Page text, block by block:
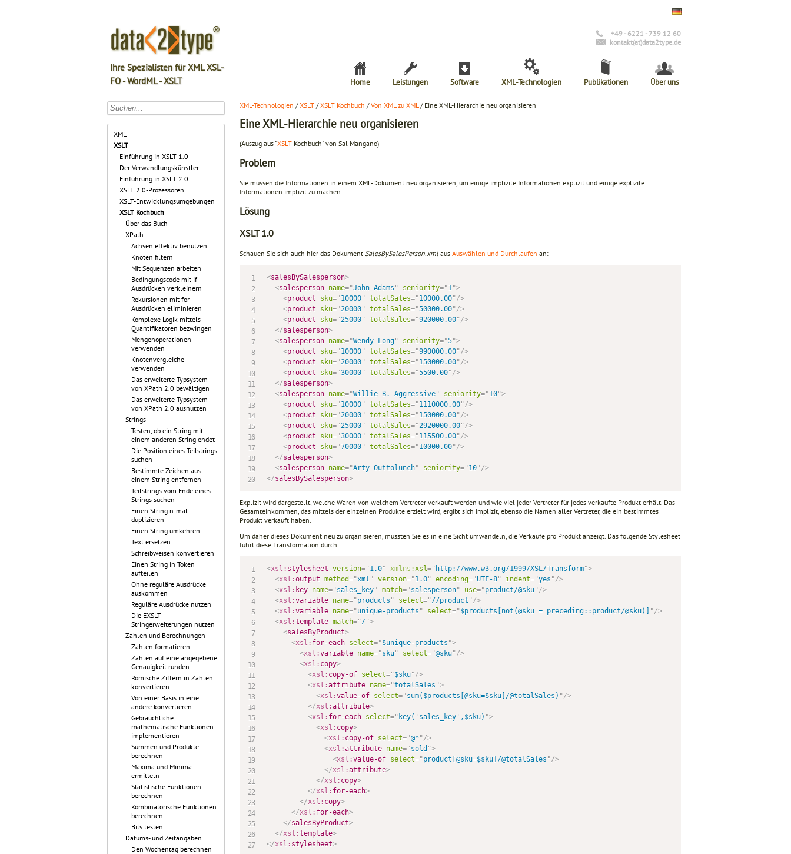
Ihre Spezialisten für XML XSL-
FO - WordML - XSLT
+49 - 6221 - 739 12 60
kontakt(at)data2type.de
Home Leistungen Software XML-Technologien Publikationen Über uns
XML
XSLT
Einführung in XSLT 1.0
Der Verwandlungskünstler
Einführung in XSLT 2.0
XSLT 2.0-Prozessoren
XSLT-Entwicklungsumgebungen
XSLT Kochbuch
Über das Buch
XPath
Achsen effektiv benutzen
Knoten filtern
Mit Sequenzen arbeiten
Bedingungscode mit if-
Ausdrücken verkleinern
Rekursionen mit for-
Ausdrücken eliminieren
Komplexe Logik mittels
Quantifikatoren bezwingen
Mengenoperationen
verwenden
Knotenvergleiche
verwenden
Das erweiterte Typsystem
von XPath 2.0 bewältigen
Das erweiterte Typsystem
von XPath 2.0 ausnutzen
Strings
Testen, ob ein String mit
einem anderen String endet
Die Position eines Teilstrings
suchen
Bestimmte Zeichen aus
einem String entfernen
Teilstrings vom Ende eines
Strings suchen
Einen String n-mal
duplizieren
Einen String umkehren
Text ersetzen
Schreibweisen konvertieren
Einen String in Token
aufteilen
Ohne reguläre Ausdrücke
auskommen
Reguläre Ausdrücke nutzen
Die EXSLT-
Stringerweiterungen nutzen
Zahlen und Berechnungen
Zahlen formatieren
Zahlen auf eine angegebene
Genauigkeit runden
Römische Ziffern in Zahlen
konvertieren
Von einer Basis in eine
andere konvertieren
Gebräuchliche
mathematische Funktionen
implementieren
Summen und Produkte
berechnen
Maxima und Minima
ermitteln
Statistische Funktionen
berechnen
Kombinatorische Funktionen
berechnen
Bits testen
Datums- und Zeitangaben
Den Wochentag berechnen
XML-Technologien /XSLT /XSLT Kochbuch /Von XML zu XML/ Eine XML-Hierarchie neu organisieren
Eine XML-Hierarchie neu organisieren
(Auszug aus "XSLT Kochbuch" von Sal Mangano)
Problem
Sie müssen die Informationen in einem XML-Dokument neu organisieren, um einige implizite Informationen explizit und einige explizite
Informationen implizit zu machen.
Lösung
XSLT 1.0
Schauen Sie sich auch hier das Dokument SalesBySalesPerson.xml aus Auswählen und Durchlaufen an:
<salesBySalesperson>
<salesperson name="John Adams " seniority="1 ">
<product sku="10000" totalSales="10000.00"/>
<product sku="20000" totalSales="50000.00"/>
<product sku="25000" totalSales="920000.00"/>
</salesperson>
<salesperson name="Wendy Long" seniority="5">
<product sku="10000" totalSales="990000.00"/>
<product sku="20000" totalSales="150000.00"/>
<product sku="30000" totalSales="5500.00"/>
</salesperson>
<salesperson name="Willie B. Aggressive" seniority="10">
<product sku="10000" totalSales="1110000.00"/>
<product sku="20000" totalSales="150000.00"/>
<product sku="25000" totalSales="2920000.00"/>
<product sku="30000" totalSales="115500.00"/>
<product sku="70000" totalSales="10000.00"/>
</salesperson>
<salesperson name="Arty Outtolunch" seniority="10"/>
</salesBySalesperson>
Explizit wird dargestellt, welche Waren von welchem Vertreter verkauft werden und wie viel jeder Vertreter für jedes verkaufte Produkt erhält. Das
Gesamteinkommen, das mittels der einzelnen Produkte erzielt wird, ergibt sich implizit, ebenso die Namen aller Vertreter, die ein bestimmtes
Produkt verkauft haben.
Um daher dieses Dokument neu zu organisieren, müssten Sie es in eine Sicht umwandeln, die Verkäufe pro Produkt anzeigt. Das folgende Stylesheet
führt diese Transformation durch:
<xsl: stylesheet version="1.0" xmlns: xsl=" http://www.w3.org/1999/XSL/Transform">
<xsl:output method="xml " version="1.0" encoding="UTF-8" indent="yes "/>
<xsl: key name="sales_key" match="salesperson" use="product/@sku"/>
<xsl:variable name="products " select="//product "/>
<xsl:variable name="unique-products " select="$products[not(@sku = preceding::product/@sku)] "/>
<xsl:template match="/">
<salesByProduct>
<xsl: for-each select="$unique-products ">
<xsl:variable name="sku" select="@sku"/>
<xsl: copy>
<xsl: copy-of select="$sku"/>
<xsl:attribute name="totalSales ">
<xsl:value-of select="sum($products[@sku=$sku]/@totalSales) "/>
</xsl:attribute>
<xsl: for-each select=" key( ' sales_key' ,$sku) ">
<xsl: copy>
<xsl: copy-of select="@* "/>
<xsl:attribute name="sold ">
<xsl:value-of select="product[@sku=$sku]/@totalSales "/>
</xsl:attribute>
</xsl: copy>
</xsl: for-each>
</xsl: copy>
</xsl: for-each>
</salesByProduct>
</xsl:template>
</xsl: stylesheet>